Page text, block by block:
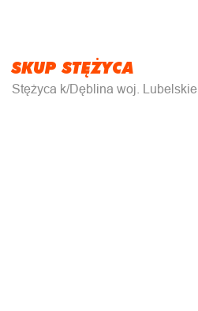
SKUP STĘŻYCA
Stężyca k/Dęblina woj. Lubelskie